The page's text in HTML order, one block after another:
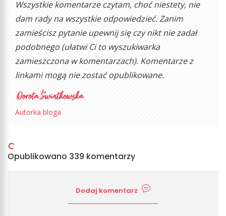
Wszystkie komentarze czytam, choć niestety, nie
dam rady na wszystkie odpowiedzieć. Zanim
zamieścisz pytanie upewnij się czy nikt nie zadał
podobnego (ułatwi Ci to wyszukiwarka
zamieszczona w komentarzach). Komentarze z
linkami mogą nie zostać opublikowane.
Autorka bloga
Opublikowano 339 komentarzy
Dodaj komentarz